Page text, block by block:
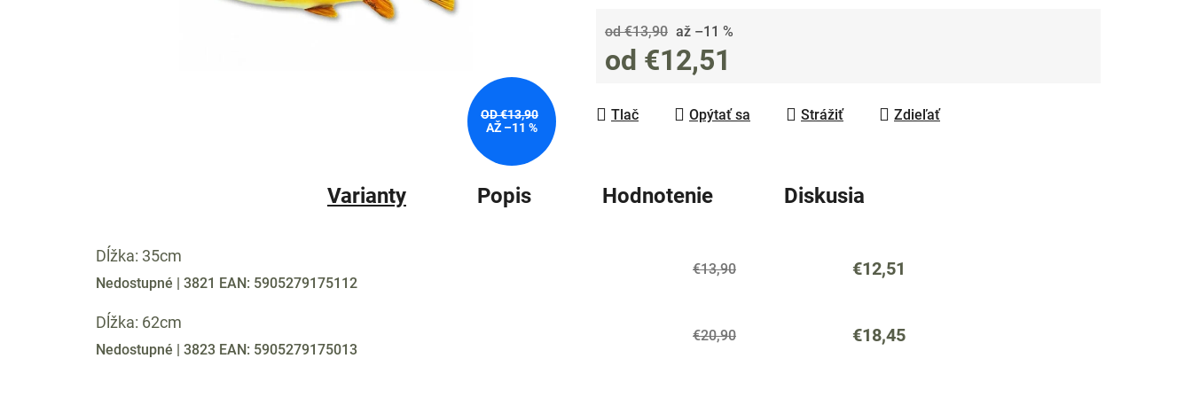
od €13,90 až –11 %
od €12,51
Tlač
Opýtať sa Strážiť Zdieľať
OD €13,90
AŽ –11 %
Varianty Popis Hodnotenie Diskusia
Dĺžka: 35cm
Nedostupné | 3821 EAN: 5905279175112
€13,90 €12,51
Dĺžka: 62cm
Nedostupné | 3823 EAN: 5905279175013
€20,90 €18,45